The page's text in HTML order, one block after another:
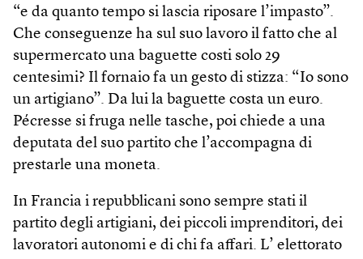
“e da quanto tempo si lascia riposare l’impasto”.
Che conseguenze ha sul suo lavoro il fatto che al
supermercato una baguette costi solo 29
centesimi? Il fornaio fa un gesto di stizza: “Io sono
un artigiano”. Da lui la baguette costa un euro.
Pécresse si fruga nelle tasche, poi chiede a una
deputata del suo partito che l’accompagna di
prestarle una moneta.
In Francia i repubblicani sono sempre stati il
partito degli artigiani, dei piccoli imprenditori, dei
lavoratori autonomi e di chi fa affari. L’ elettorato